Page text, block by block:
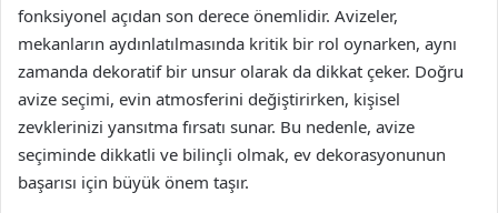
fonksiyonel açıdan son derece önemlidir. Avizeler,
mekanların aydınlatılmasında kritik bir rol oynarken, aynı
zamanda dekoratif bir unsur olarak da dikkat çeker. Doğru
avize seçimi, evin atmosferini değiştirirken, kişisel
zevklerinizi yansıtma fırsatı sunar. Bu nedenle, avize
seçiminde dikkatli ve bilinçli olmak, ev dekorasyonunun
başarısı için büyük önem taşır.